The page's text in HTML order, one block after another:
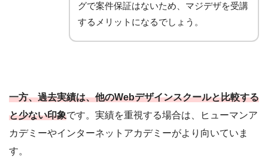
グで案件保証はないため、マジデザを受講
するメリットになるでしょう。
一方、過去実績は、他のWebデザインスクールと比較する
と少ない印象です。実績を重視する場合は、ヒューマンア
カデミーやインターネットアカデミーがより向いていま
す。